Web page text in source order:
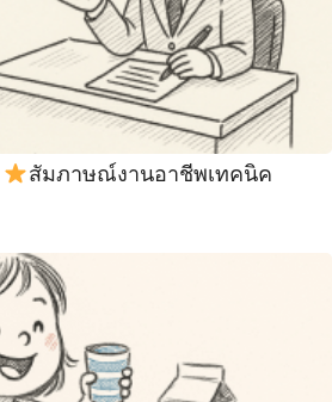
สัมภาษณ์งานอาชีพเทคนิค